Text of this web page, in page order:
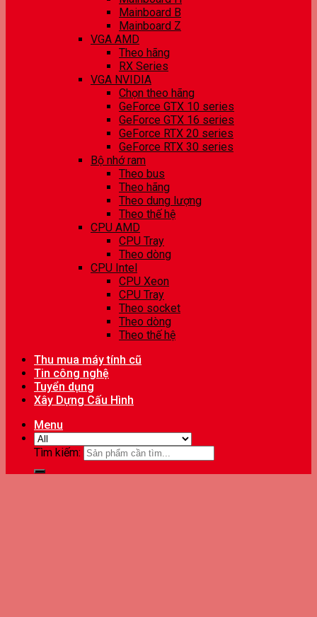
Mainboard B
Mainboard Z
VGA AMD
Theo hãng
RX Series
VGA NVIDIA
Chọn theo hãng
GeForce GTX 10 series
GeForce GTX 16 series
GeForce RTX 20 series
GeForce RTX 30 series
Bộ nhớ ram
Theo bus
Theo hãng
Theo dung lượng
Theo thế hệ
CPU AMD
CPU Tray
Theo dòng
CPU Intel
CPU Xeon
CPU Tray
Theo socket
Theo dòng
Theo thế hệ
Thu mua máy tính cũ
Tin công nghệ
Tuyển dụng
Xây Dựng Cấu Hình
Menu
Tìm kiếm: